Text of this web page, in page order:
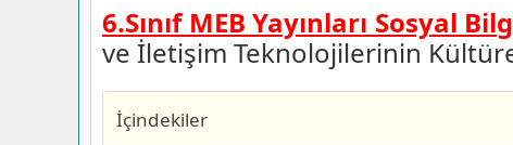
6.Sınıf MEB Yayınları Sosyal
ve İletişim Teknolojilerinin
İçindekiler